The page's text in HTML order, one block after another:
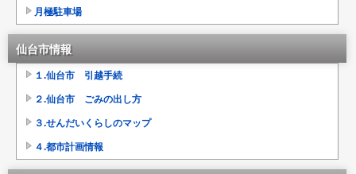
月極駐車場
仙台市情報
１.仙台市 引越手続
２.仙台市 ごみの出し方
３.せんだいくらしのマップ
４.都市計画情報